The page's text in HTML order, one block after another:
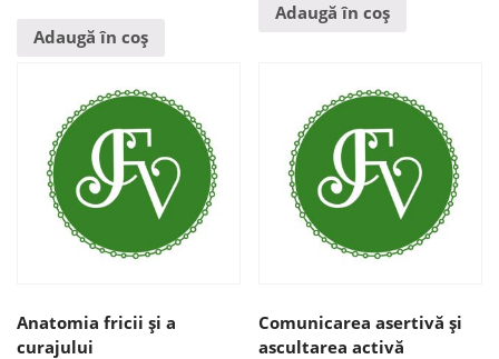
Adaugă în coș
Adaugă în coș
Anatomia fricii şi a
curajului
Comunicarea asertivă şi
ascultarea activă